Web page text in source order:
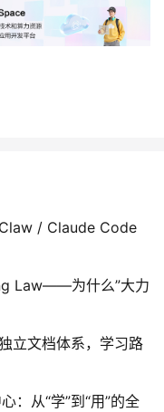
/ Claude Code
Law——为什么”大力
立文档体系，学习路
：从“学”到“用”的全